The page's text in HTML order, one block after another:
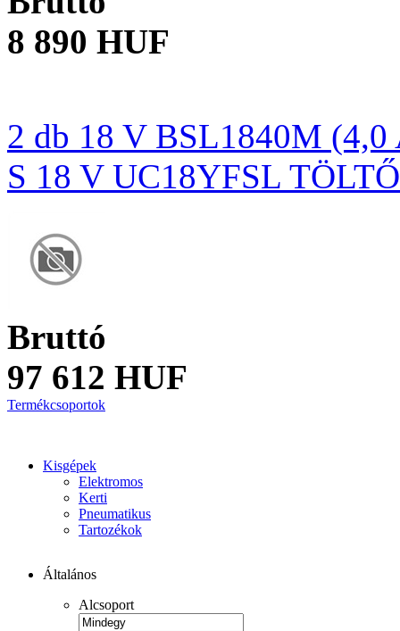
8 890 HUF
2 db 18 V BSL1840M
S 18 V UC18YFSL TÖLTŐ
Bruttó
97 612 HUF
Termékcsoportok
Kisgépek
Elektromos
Kerti
Pneumatikus
Tartozékok
Általános
Alcsoport